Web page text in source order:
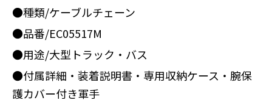
●種類/ケーブルチェーン
●品番/EC05517M
●用途/大型トラック・バス
●付属詳細・装着説明書・専用収納ケース・腕保
護カバー付き軍手